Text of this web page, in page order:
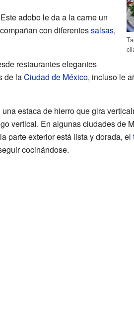
adobo le da a la carne un
con diferentessalsas,
restaurantes elegantes
de laCiudad de México, incluso le
estaca de hierro que gira
vertical. En algunas ciudades de
parte exterior está lista y dorada, el
cocinándose.